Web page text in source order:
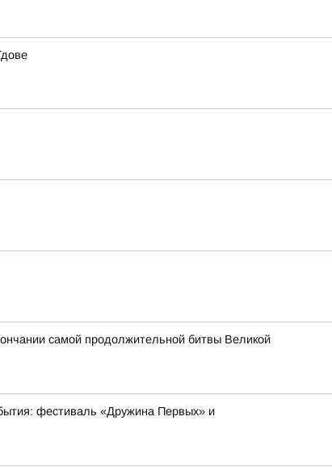
самой продолжительной битвы Великой
фестиваль «Дружина Первых» и